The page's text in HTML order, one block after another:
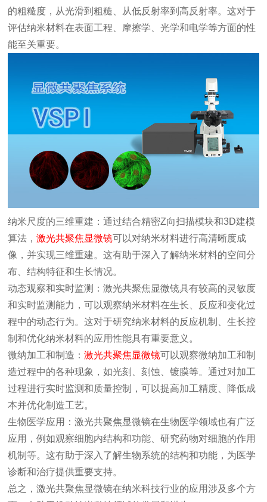
的粗糙度，从光滑到粗糙、从低反射率到高反射率。这对于
评估纳米材料在表面工程、摩擦学、光学和电学等方面的性
能至关重要。
纳米尺度的三维重建：通过结合精密Z向扫描模块和3D建模
算法，激光共聚焦显微镜可以对纳米材料进行高清晰度成
像，并实现三维重建。这有助于深入了解纳米材料的空间分
布、结构特征和生长情况。
动态观察和实时监测：激光共聚焦显微镜具有较高的灵敏度
和实时监测能力，可以观察纳米材料在生长、反应和变化过
程中的动态行为。这对于研究纳米材料的反应机制、生长控
制和优化纳米材料的应用性能具有重要意义。
微纳加工和制造：激光共聚焦显微镜可以观察微纳加工和制
造过程中的各种现象，如光刻、刻蚀、镀膜等。通过对加工
过程进行实时监测和质量控制，可以提高加工精度、降低成
本并优化制造工艺。
生物医学应用：激光共聚焦显微镜在生物医学领域也有广泛
应用，例如观察细胞内结构和功能、研究药物对细胞的作用
机制等。这有助于深入了解生物系统的结构和功能，为医学
诊断和治疗提供重要支持。
总之，激光共聚焦显微镜在纳米科技行业的应用涉及多个方